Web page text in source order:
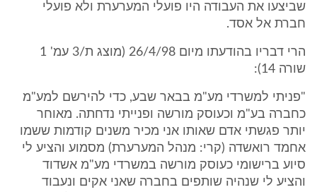
שביצעו את העבודה היו פועלי המערערת ולא פועלי
חברת אל אסד.
הרי דבריו בהודעתו מיום 26/4/98 (מוצג ת/3 עמ' 1
שורה 14):
"פניתי למשרדי מע"מ בבאר שבע, כדי להירשם למע"מ
כחברה בע"מ וכעוסק מורשה ופנייתי נדחתה. מאוחר
יותר פגשתי אדם שאותו אני מכיר משנים קודמות ששמו
אחמד רואשדה (קרי: מנהל המערערת) מסמוע והציע לי
סיוע ברישומי כעוסק מורשה במשרדי מע"מ אשדוד
והציע לי שנהיה שותפים בחברה שאני אקים ונעבוד